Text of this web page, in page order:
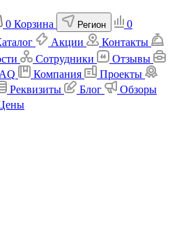
0 Корзина Регион
0
Акции
Контакты
Сотрудники
Отзывы
Компания
Проекты
Реквизиты Блог
Обзоры